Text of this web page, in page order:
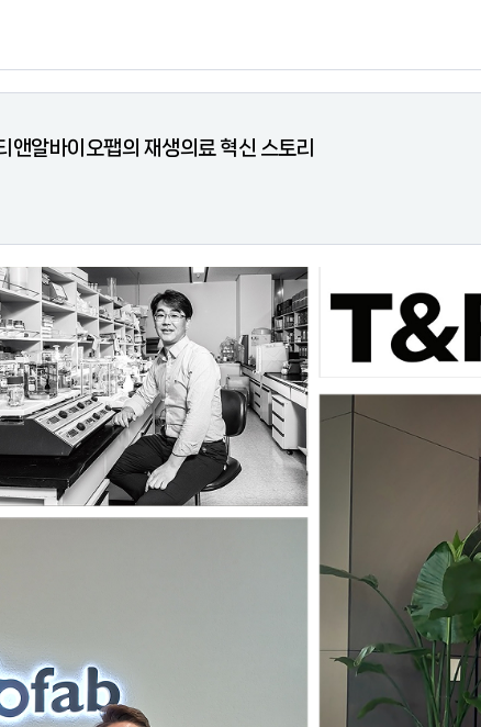
앤알바이오팹의 재생의료 혁신 스토리